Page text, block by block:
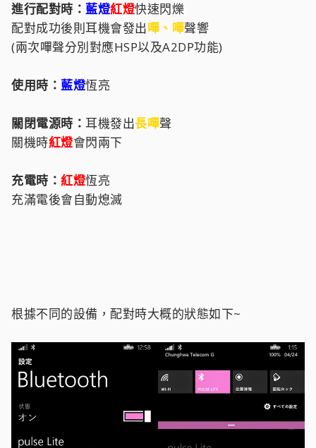
進行配對時： 藍燈紅燈快速閃爍
配對成功後則耳機會發出嗶、嗶聲響
(兩次嗶聲分別對應HSP以及A2DP功能)
使用時： 藍燈恆亮
關閉電源時： 耳機發出長嗶聲
關機時紅燈會閃兩下
充電時： 紅燈恆亮
充滿電後會自動熄滅
根據不同的設備，配對時大概的狀態如下~